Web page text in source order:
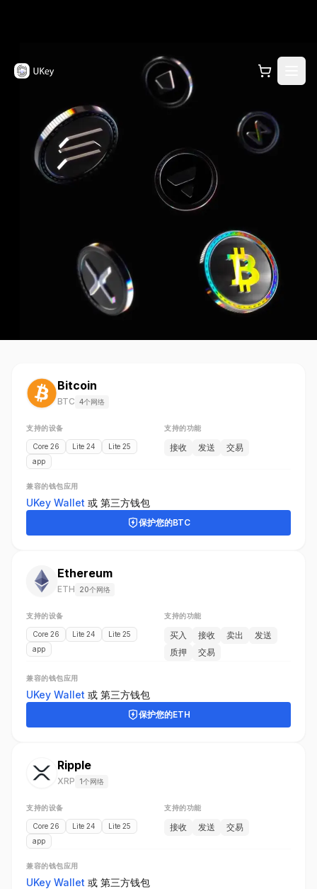
全部
Bitcoin
BTC 4个网络
支持的设备
Core 26 Lite 24
Lite 25
app
支持的功能
接收 发送 交易
兼容的钱包应用
UKey Wallet 或 第三方钱包
保护您的BTC
Ethereum
ETH 20个网络
支持的设备
Core 26 Lite 24
Lite 25
app
支持的功能
买入 接收 卖出
发送
质押
交易
兼容的钱包应用
UKey Wallet 或 第三方钱包
保护您的ETH
Ripple
XRP 1个网络
支持的设备
Core 26 Lite 24
Lite 25
app
支持的功能
接收 发送 交易
兼容的钱包应用
UKey Wallet 或 第三方钱包